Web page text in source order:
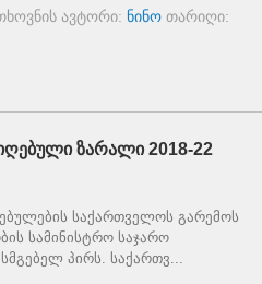
ავტორი: ნინო თარიღი:
ზარალი 2018-22
საქართველოს გარემოს
სამინისტრო საჯარო
პირს. საქართვ...